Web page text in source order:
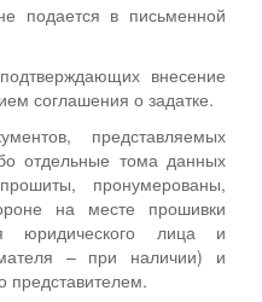
подается в письменной
внесение
соглашения о задатке.
представляемых
отдельные тома данных
пронумерованы,
на месте прошивки
юридического лица и
– при наличии) и
представителем.